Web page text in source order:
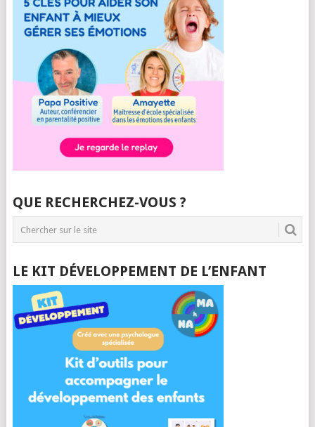
QUE RECHERCHEZ-VOUS ?
LE KIT DÉVELOPPEMENT DE L’ENFANT